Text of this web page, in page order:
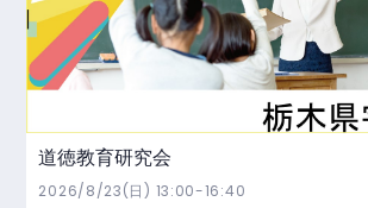
道徳教育研究会
2026/8/23(日) 13:00-16:40